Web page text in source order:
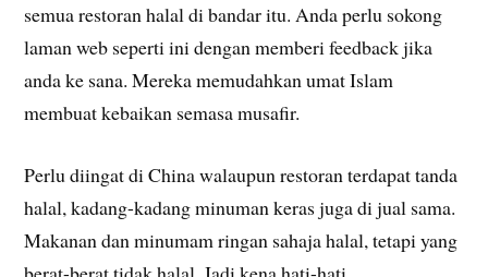
semua restoran halal di bandar itu. Anda perlu sokong
laman web seperti ini dengan memberi feedback jika
anda ke sana. Mereka memudahkan umat Islam
membuat kebaikan semasa musafir.
Perlu diingat di China walaupun restoran terdapat tanda
halal, kadang-kadang minuman keras juga di jual sama.
Makanan dan minumam ringan sahaja halal, tetapi yang